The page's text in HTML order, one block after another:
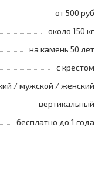
от 500 руб
около 150 кг
на камень 50 лет
с крестом
/ мужской / женский
вертикальный
бесплатно до 1 года